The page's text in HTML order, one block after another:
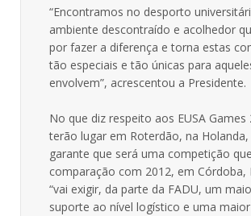
“Encontramos no desporto
ambiente descontraído e acolhedor
por fazer a diferença e torna estas
tão especiais e tão únicas para
envolvem”, acrescentou a Presidente.
No que diz respeito aos EUSA Games
terão lugar em Roterdão, na Holanda,
garante que será uma competição
comparação com 2012, em Córdoba,
“vai exigir, da parte da FADU, um
suporte ao nível logístico e uma